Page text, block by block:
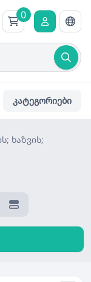
0
კატეგორიები
ხაზვის;